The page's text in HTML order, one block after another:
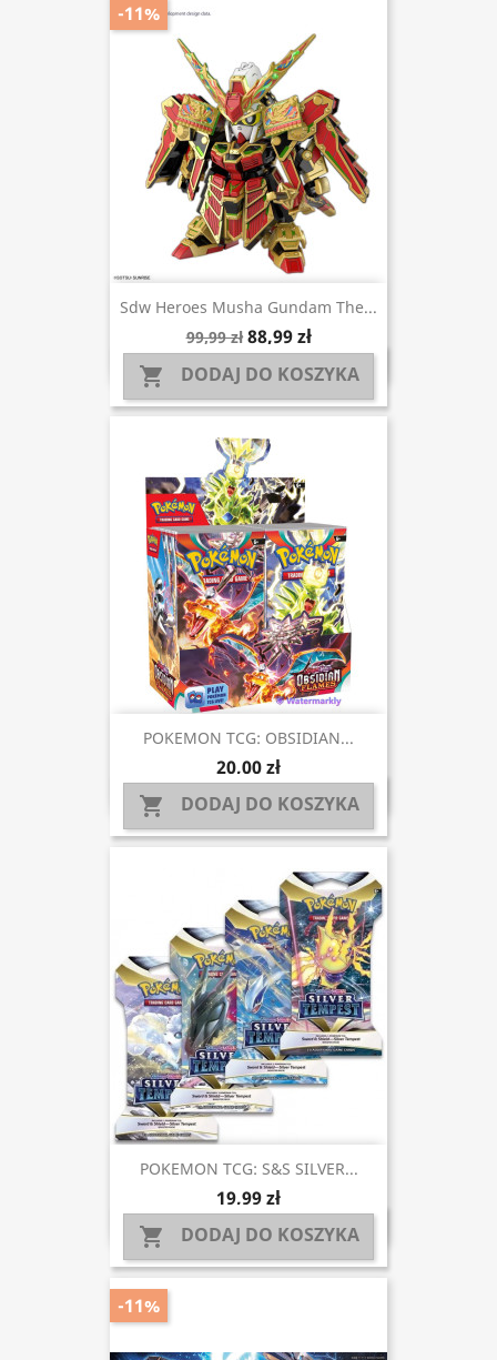
Sdw Heroes Musha Gundam The...
99,99 zł 88,99 zł
 DODAJ DO KOSZYKA
-11%
POKEMON TCG: OBSIDIAN...
20,00 zł
 DODAJ DO KOSZYKA
POKEMON TCG: S&S SILVER...
19,99 zł
 DODAJ DO KOSZYKA
-11%